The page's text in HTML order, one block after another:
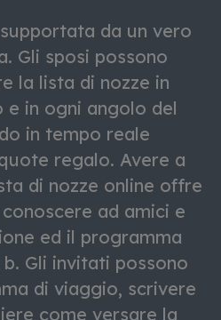
da un vero
Gli sposi possono
la lista di nozze in
e in ogni angolo del
in tempo reale
regalo. Avere a
di nozze online offre
ad amici e
ed il programma
Gli invitati possono
di viaggio, scrivere
come versare la